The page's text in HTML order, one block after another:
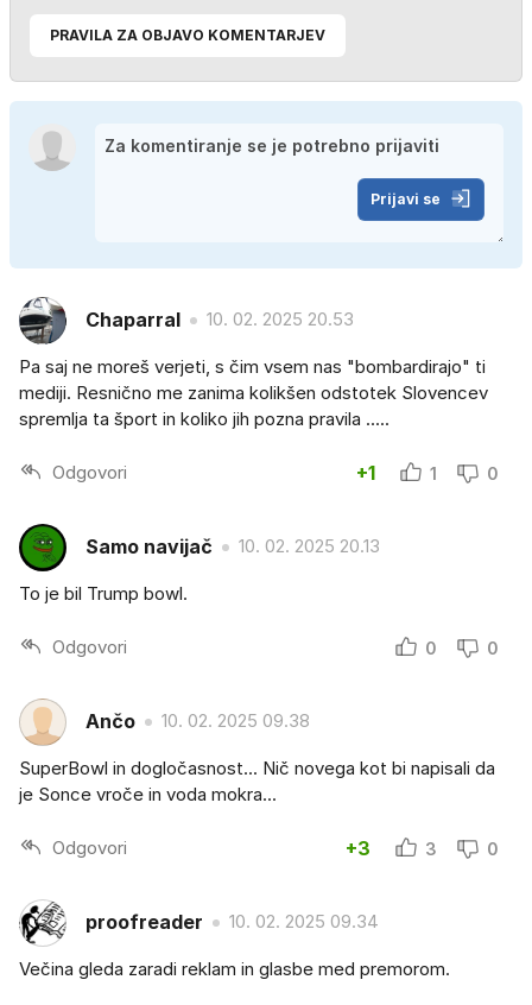
PRAVILA ZA OBJAVO KOMENTARJEV
Prijavi se
Chaparral 10. 02. 2025 20.53
Pa saj ne moreš verjeti, s čim vsem nas "bombardirajo" ti
mediji. Resnično me zanima kolikšen odstotek Slovencev
spremlja ta šport in koliko jih pozna pravila .....
Odgovori +1 1 0
Samo navijač 10. 02. 2025 20.13
To je bil Trump bowl.
Odgovori 0 0
Ančo 10. 02. 2025 09.38
SuperBowl in dogločasnost... Nič novega kot bi napisali da
je Sonce vroče in voda mokra...
Odgovori +3 3 0
proofreader 10. 02. 2025 09.34
Večina gleda zaradi reklam in glasbe med premorom.